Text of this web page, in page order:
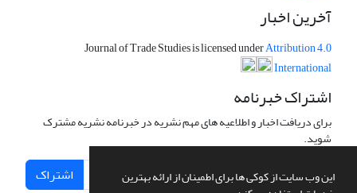
این وب سایت از کوکی ها برای اطمینان از ارائه بهترین
آخرین اخبار
Journal of Trade Studies is licensed underAttribution 4.0
International
اشتراک خبرنامه
برای دریافت اخبار و اطلاعیه های مهم نشریه در خبرنامه نشریه مشترک
شوید.
اشتراک